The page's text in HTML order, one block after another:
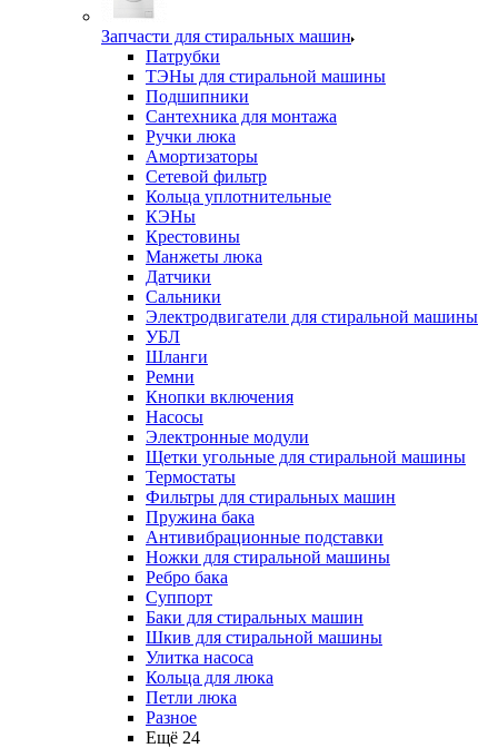
Запчасти для стиральных машин
Патрубки
ТЭНы для стиральной машины
Подшипники
Сантехника для монтажа
Ручки люка
Амортизаторы
Сетевой фильтр
Кольца уплотнительные
КЭНы
Крестовины
Манжеты люка
Датчики
Сальники
Электродвигатели для стиральной машины
УБЛ
Шланги
Ремни
Кнопки включения
Насосы
Электронные модули
Щетки угольные для стиральной машины
Термостаты
Фильтры для стиральных машин
Пружина бака
Антивибрационные подставки
Ножки для стиральной машины
Ребро бака
Суппорт
Баки для стиральных машин
Шкив для стиральной машины
Улитка насоса
Кольца для люка
Петли люка
Разное
Ещё 24